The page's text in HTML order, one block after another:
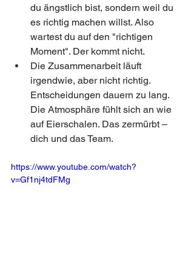
du ängstlich bist, sondern weil du
es richtig machen willst. Also
wartest du auf den "richtigen
Moment". Der kommt nicht.
Die Zusammenarbeit läuft
irgendwie, aber nicht richtig.
Entscheidungen dauern zu lang.
Die Atmosphäre fühlt sich an wie
auf Eierschalen. Das zermürbt –
dich und das Team.
https://www.youtube.com/watch?
v=Gf1nj4tdFMg